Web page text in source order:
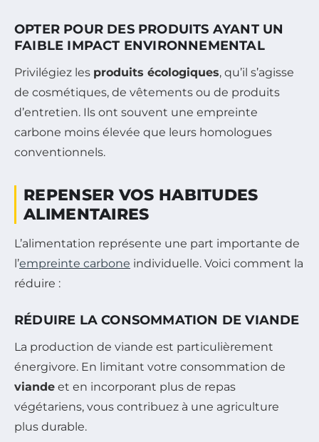
OPTER POUR DES PRODUITS AYANT UN
FAIBLE IMPACT ENVIRONNEMENTAL
Privilégiez les produits écologiques, qu’il s’agisse
de cosmétiques, de vêtements ou de produits
d’entretien. Ils ont souvent une empreinte
carbone moins élevée que leurs homologues
conventionnels.
REPENSER VOS HABITUDES
ALIMENTAIRES
L’alimentation représente une part importante de
l’empreinte carbone individuelle. Voici comment la
réduire :
RÉDUIRE LA CONSOMMATION DE VIANDE
La production de viande est particulièrement
énergivore. En limitant votre consommation de
viande et en incorporant plus de repas
végétariens, vous contribuez à une agriculture
plus durable.